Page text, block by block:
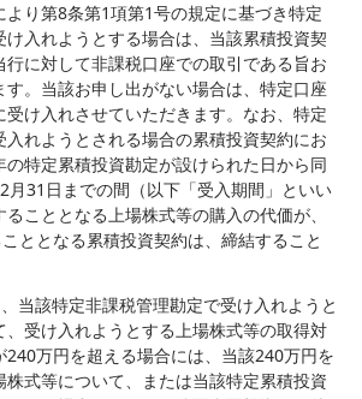
より第8条第1項第1号の規定に基づき特定
け入れようとする場合は、当該累積投資契
行に対して非課税口座での取引である旨お
す。当該お申し出がない場合は、特定口座
受け入れさせていただきます。なお、特定
入れようとされる場合の累積投資契約にお
の特定累積投資勘定が設けられた日から同
月31日までの間（以下「受入期間」といい
こととなる上場株式等の購入の代価が、
ととなる累積投資契約は、締結すること
当該特定非課税管理勘定で受け入れようと
、受け入れようとする上場株式等の取得対
240万円を超える場合には、当該240万円を
株式等について、または当該特定累積投資